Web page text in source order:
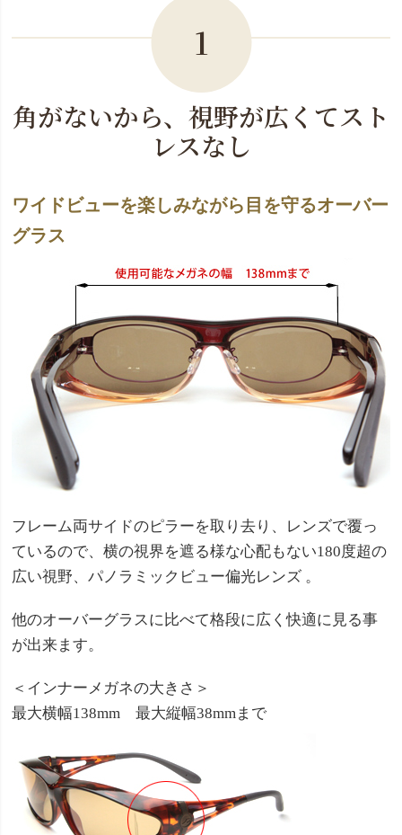
1
角がないから、視野が広くてスト
レスなし
ワイドビューを楽しみながら目を守るオーバー
グラス
フレーム両サイドのピラーを取り去り、レンズで覆っ
ているので、横の視界を遮る様な心配もない180度超の
広い視野、パノラミックビュー偏光レンズ 。
他のオーバーグラスに比べて格段に広く快適に見る事
が出来ます。
＜インナーメガネの大きさ＞
最大横幅138mm 最大縦幅38mmまで